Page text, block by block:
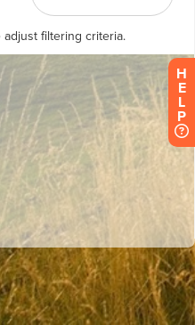
H
E
L
P